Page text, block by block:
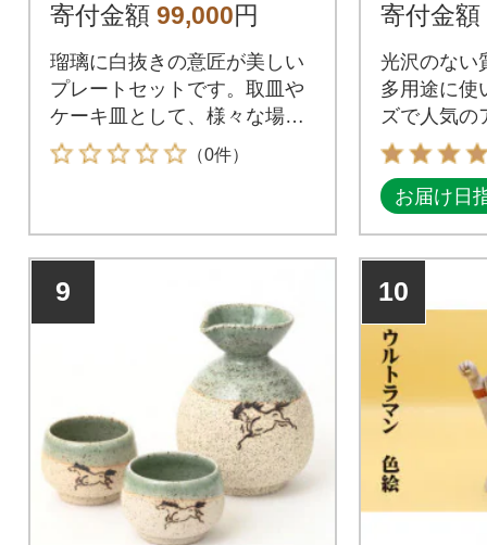
寄付金額 99,000円
瑠璃に白抜きの意匠が美しい
プレートセットです。取皿や
ケーキ皿として、様々な場面
で活躍してくれます。
（0件）
寄付金額
光沢のない
多用途に使
ズで人気の
お届け日
9 10